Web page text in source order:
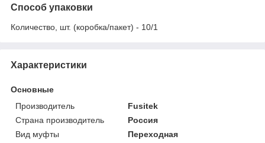
Способ упаковки
Количество, шт. (коробка/пакет) - 10/1
Характеристики
Основные
Производитель
Fusitek
Страна производитель
Россия
Вид муфты
Переходная